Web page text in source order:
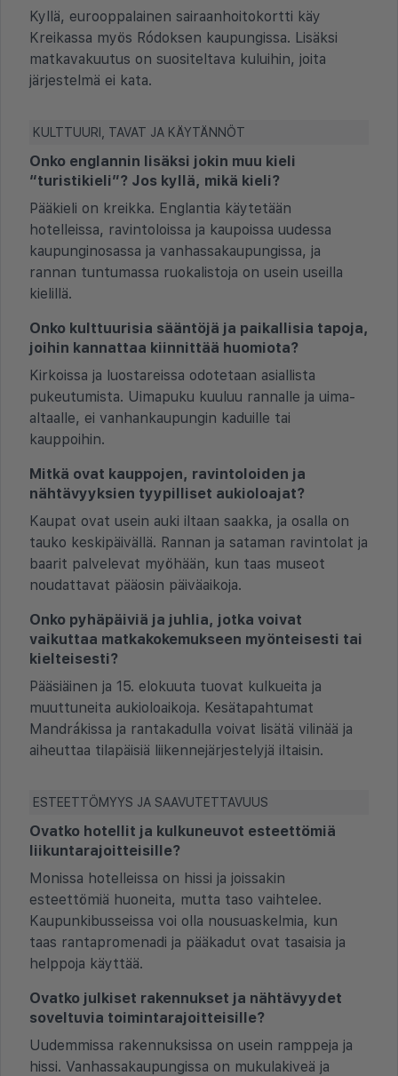
Kyllä, eurooppalainen sairaanhoitokortti käy
Kreikassa myös Ródoksen kaupungissa. Lisäksi
matkavakuutus on suositeltava kuluihin, joita
järjestelmä ei kata.
KULTTUURI, TAVAT JA KÄYTÄNNÖT
Onko englannin lisäksi jokin muu kieli
“turistikieli”? Jos kyllä, mikä kieli?
Pääkieli on kreikka. Englantia käytetään
hotelleissa, ravintoloissa ja kaupoissa uudessa
kaupunginosassa ja vanhassakaupungissa, ja
rannan tuntumassa ruokalistoja on usein useilla
kielillä.
Onko kulttuurisia sääntöjä ja paikallisia tapoja,
joihin kannattaa kiinnittää huomiota?
Kirkoissa ja luostareissa odotetaan asiallista
pukeutumista. Uimapuku kuuluu rannalle ja uima-
altaalle, ei vanhankaupungin kaduille tai
kauppoihin.
Mitkä ovat kauppojen, ravintoloiden ja
nähtävyyksien tyypilliset aukioloajat?
Kaupat ovat usein auki iltaan saakka, ja osalla on
tauko keskipäivällä. Rannan ja sataman ravintolat ja
baarit palvelevat myöhään, kun taas museot
noudattavat pääosin päiväaikoja.
Onko pyhäpäiviä ja juhlia, jotka voivat
vaikuttaa matkakokemukseen myönteisesti tai
kielteisesti?
Pääsiäinen ja 15. elokuuta tuovat kulkueita ja
muuttuneita aukioloaikoja. Kesätapahtumat
Mandrákissa ja rantakadulla voivat lisätä vilinää ja
aiheuttaa tilapäisiä liikennejärjestelyjä iltaisin.
ESTEETTÖMYYS JA SAAVUTETTAVUUS
Ovatko hotellit ja kulkuneuvot esteettömiä
liikuntarajoitteisille?
Monissa hotelleissa on hissi ja joissakin
esteettömiä huoneita, mutta taso vaihtelee.
Kaupunkibusseissa voi olla nousuaskelmia, kun
taas rantapromenadi ja pääkadut ovat tasaisia ja
helppoja käyttää.
Ovatko julkiset rakennukset ja nähtävyydet
soveltuvia toimintarajoitteisille?
Uudemmissa rakennuksissa on usein ramppeja ja
hissi. Vanhassakaupungissa on mukulakiveä ja